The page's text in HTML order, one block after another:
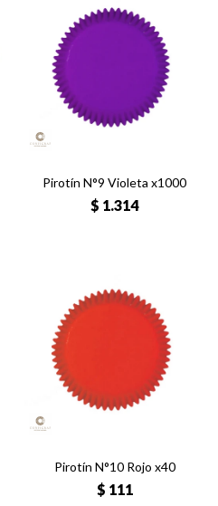
Pirotín N°9 Violeta x1000
$ 1.314
Pirotín N°10 Rojo x40
$ 111